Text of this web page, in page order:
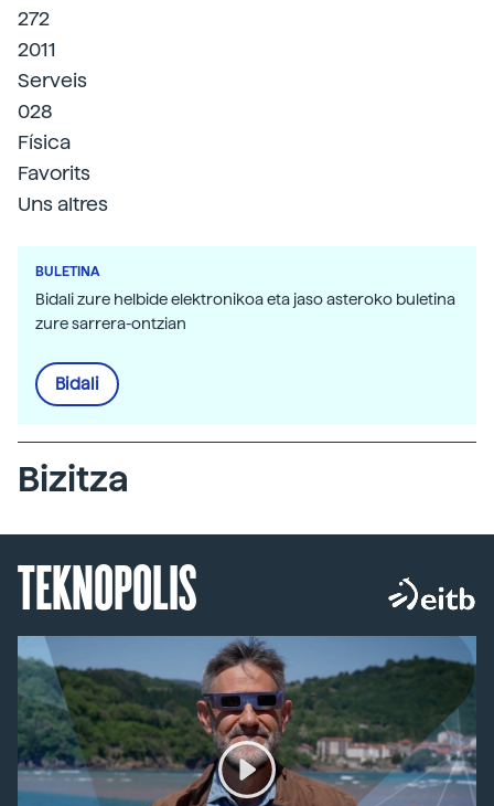
272
2011
Serveis
028
Física
Favorits
Uns altres
BULETINA
Bidali zure helbide elektronikoa eta jaso asteroko buletina
zure sarrera-ontzian
Bidali
Bizitza
TEKNOPOLIS